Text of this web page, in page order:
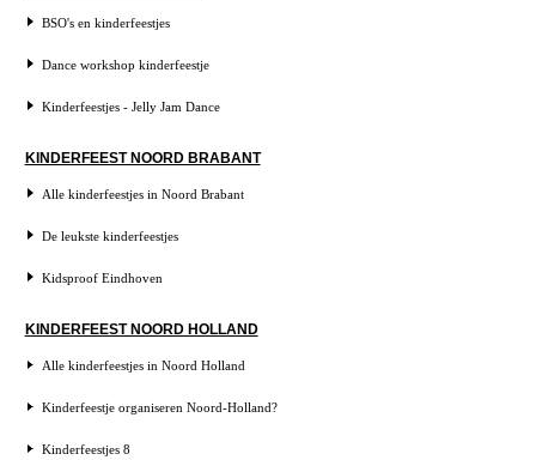
BSO's en kinderfeestjes
Dance workshop kinderfeestje
Kinderfeestjes - Jelly Jam Dance
KINDERFEEST NOORD BRABANT
Alle kinderfeestjes in Noord Brabant
De leukste kinderfeestjes
Kidsproof Eindhoven
KINDERFEEST NOORD HOLLAND
Alle kinderfeestjes in Noord Holland
Kinderfeestje organiseren Noord-Holland?
Kinderfeestjes 8